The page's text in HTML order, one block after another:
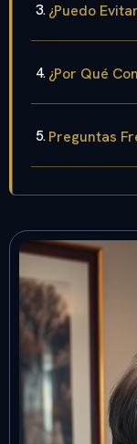
¿Puedo
¿Por Qué
Preguntas